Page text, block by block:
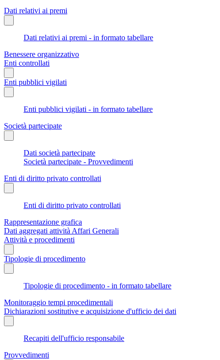
Dati relativi ai premi
Dati relativi ai premi - in formato tabellare
Benessere organizzativo
Enti controllati
Enti pubblici vigilati
Enti pubblici vigilati - in formato tabellare
Società partecipate
Dati società partecipate
Società partecipate - Provvedimenti
Enti di diritto privato controllati
Enti di diritto privato controllati
Rappresentazione grafica
Dati aggregati attività Affari Generali
Attività e procedimenti
Tipologie di procedimento
Tipologie di procedimento - in formato tabellare
Monitoraggio tempi procedimentali
Dichiarazioni sostitutive e acquisizione d'ufficio dei dati
Recapiti dell'ufficio responsabile
Provvedimenti